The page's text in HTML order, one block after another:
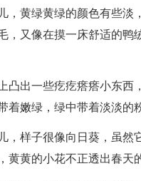
，黄绿黄绿的颜色有些淡
，又像在摸一床舒适的鸭
凸出一些疙疙瘩瘩小东西
着嫩绿，绿中带着淡淡的
，样子很像向日葵，虽然
黄黄的小花不正透出春天